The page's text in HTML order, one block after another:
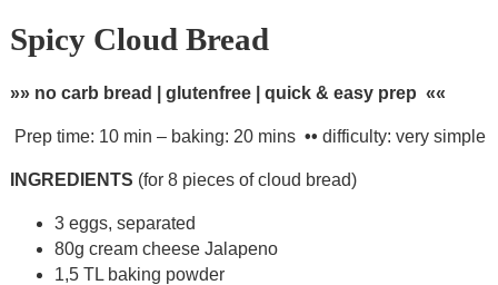
Spicy Cloud Bread
»» no carb bread | glutenfree | quick & easy prep ««
Prep time: 10 min – baking: 20 mins •• difficulty: very simple
INGREDIENTS (for 8 pieces of cloud bread)
3 eggs, separated
80g cream cheese Jalapeno
1,5 TL baking powder